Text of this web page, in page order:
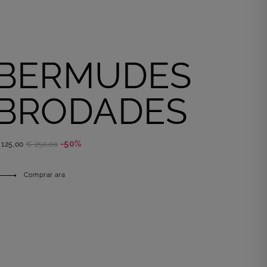
€ 250,00 -50%
Comprar ara